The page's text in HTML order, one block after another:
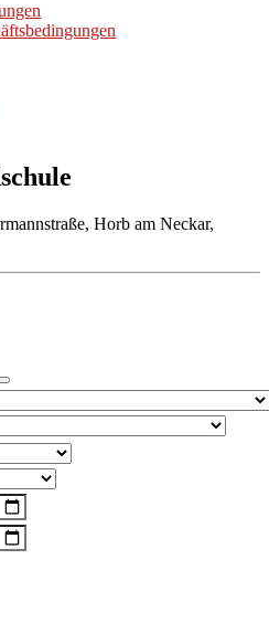
Horb am Neckar,